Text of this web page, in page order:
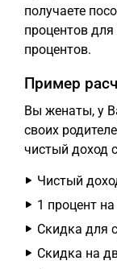
получаете
процентов для
процентов.
Пример
Вы женаты, у
своих
чистый доход
Чистый
1 процент
Скидка для
Скидка на